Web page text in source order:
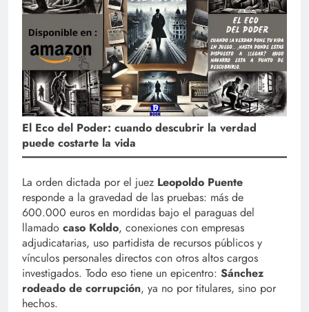
El Eco del Poder: cuando descubrir la verdad
puede costarte la vida
La orden dictada por el juez Leopoldo Puente
responde a la gravedad de las pruebas: más de
600.000 euros en mordidas bajo el paraguas del
llamado caso Koldo, conexiones con empresas
adjudicatarias, uso partidista de recursos públicos y
vínculos personales directos con otros altos cargos
investigados. Todo eso tiene un epicentro: Sánchez
rodeado de corrupción, ya no por titulares, sino por
hechos.